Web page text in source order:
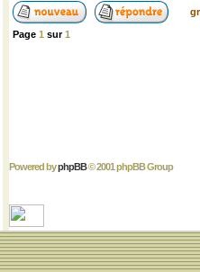
Page 1 sur1
Powered byphpBB© 2001 phpBB Group